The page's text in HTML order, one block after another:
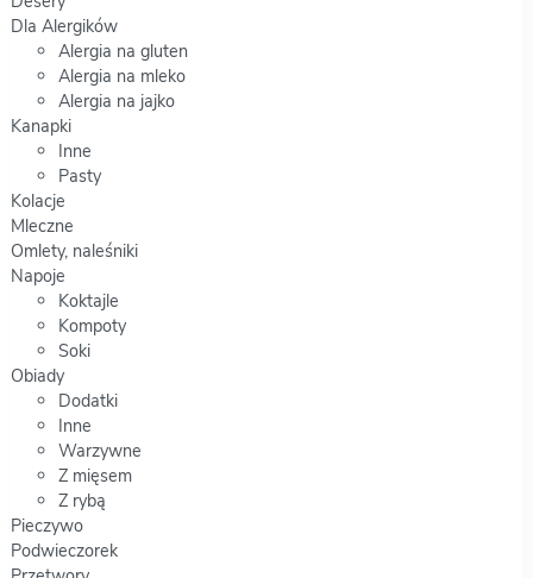
Dla Alergików
Alergia na gluten
Alergia na mleko
Alergia na jajko
Kanapki
Inne
Pasty
Kolacje
Mleczne
Omlety, naleśniki
Napoje
Koktajle
Kompoty
Soki
Obiady
Dodatki
Inne
Warzywne
Z mięsem
Z rybą
Pieczywo
Podwieczorek